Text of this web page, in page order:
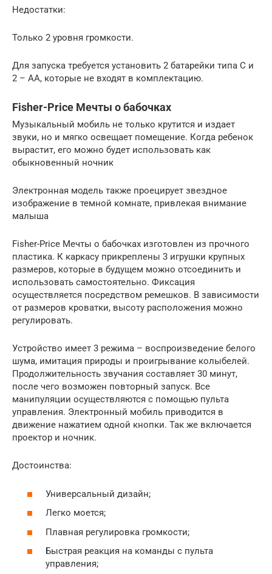
Недостатки:
Только 2 уровня громкости.
Для запуска требуется установить 2 батарейки типа C и
2 – АА, которые не входят в комплектацию.
Fisher-Price Мечты о бабочках
Музыкальный мобиль не только крутится и издает
звуки, но и мягко освещает помещение. Когда ребенок
вырастит, его можно будет использовать как
обыкновенный ночник
Электронная модель также проецирует звездное
изображение в темной комнате, привлекая внимание
малыша
Fisher-Price Мечты о бабочках изготовлен из прочного
пластика. К каркасу прикреплены 3 игрушки крупных
размеров, которые в будущем можно отсоединить и
использовать самостоятельно. Фиксация
осуществляется посредством ремешков. В зависимости
от размеров кроватки, высоту расположения можно
регулировать.
Устройство имеет 3 режима – воспроизведение белого
шума, имитация природы и проигрывание колыбелей.
Продолжительность звучания составляет 30 минут,
после чего возможен повторный запуск. Все
манипуляции осуществляются с помощью пульта
управления. Электронный мобиль приводится в
движение нажатием одной кнопки. Так же включается
проектор и ночник.
Достоинства:
Универсальный дизайн;
Легко моется;
Плавная регулировка громкости;
Быстрая реакция на команды с пульта
управления;